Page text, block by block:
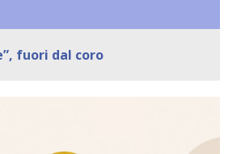
fuori dal coro